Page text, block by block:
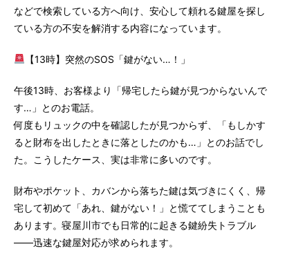
などで検索している方へ向け、安心して頼れる鍵屋を探し
ている方の不安を解消する内容になっています。
【13時】突然のSOS「鍵がない…！」
午後13時 、お客様より「帰宅したら鍵が見つからないんで
す…」とのお電話。
何度もリュックの中を確認したが見つからず、「もしかす
ると財布を出したときに落としたのかも…」とのお話でし
た。こうしたケース、実は非常に多いのです。
財布やポケット、カバンから落ちた鍵は気づきにくく、帰
宅して初めて「あれ、鍵がない！」と慌ててしまうことも
あります。寝屋川市でも日常的に起きる鍵紛失トラブル
——迅速な鍵屋対応が求められます。